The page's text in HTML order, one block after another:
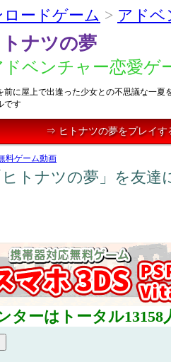
ロードゲーム > アドベ
ナツの夢
ベンチャー恋愛ゲ
前に屋上で出逢った少女との不思議な一夏
です
⇒ ヒトナツの夢をプレイす
トナツの夢」を友達
ターはトータル13158